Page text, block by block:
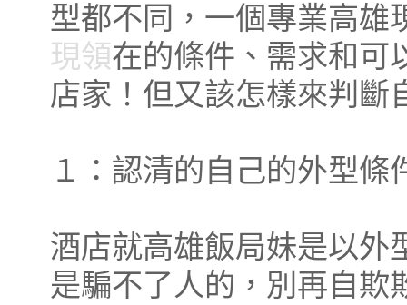
型都不同，一個專業高雄
現領在的條件、需求和可
店家！但又該怎樣來判斷
１：認清的自己的外型條
酒店就高雄飯局妹是以外
是騙不了人的，別再自欺